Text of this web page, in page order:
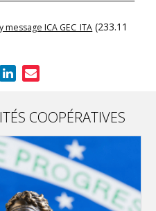
ICA GEC_ITA (233.11
COOPÉRATIVES